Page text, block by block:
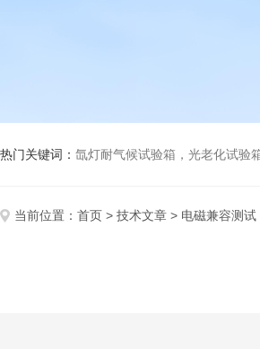
热门关键词： 氙灯耐气候试验箱，光老化试验
当前位置： 首页 > 技术文章 > 电磁兼容测